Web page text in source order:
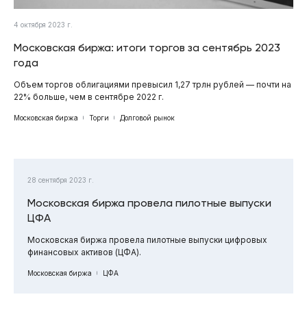
4 октября 2023 г.
Московская биржа: итоги торгов за сентябрь 2023
года
Объем торгов облигациями превысил 1,27 трлн рублей — почти на
22% больше, чем в сентябре 2022 г.
Московская биржа Торги Долговой рынок
28 сентября 2023 г.
Московская биржа провела пилотные выпуски
ЦФА
Московская биржа провела пилотные выпуски цифровых
финансовых активов (ЦФА).
Московская биржа ЦФА